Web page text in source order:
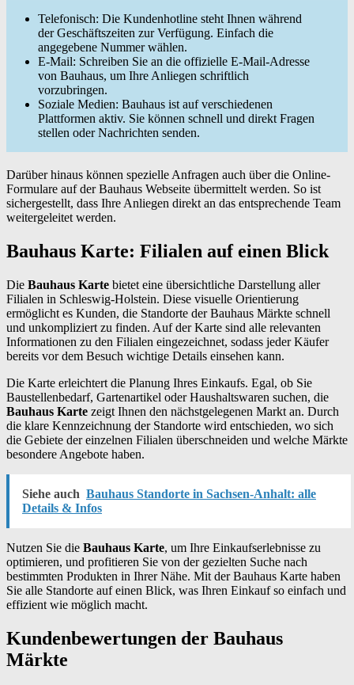
Telefonisch: Die Kundenhotline steht Ihnen während
der Geschäftszeiten zur Verfügung. Einfach die
angegebene Nummer wählen.
E-Mail: Schreiben Sie an die offizielle E-Mail-Adresse
von Bauhaus, um Ihre Anliegen schriftlich
vorzubringen.
Soziale Medien: Bauhaus ist auf verschiedenen
Plattformen aktiv. Sie können schnell und direkt Fragen
stellen oder Nachrichten senden.
Darüber hinaus können spezielle Anfragen auch über die Online-
Formulare auf der Bauhaus Webseite übermittelt werden. So ist
sichergestellt, dass Ihre Anliegen direkt an das entsprechende Team
weitergeleitet werden.
Bauhaus Karte: Filialen auf einen Blick
Die Bauhaus Karte bietet eine übersichtliche Darstellung aller
Filialen in Schleswig-Holstein. Diese visuelle Orientierung
ermöglicht es Kunden, die Standorte der Bauhaus Märkte schnell
und unkompliziert zu finden. Auf der Karte sind alle relevanten
Informationen zu den Filialen eingezeichnet, sodass jeder Käufer
bereits vor dem Besuch wichtige Details einsehen kann.
Die Karte erleichtert die Planung Ihres Einkaufs. Egal, ob Sie
Baustellenbedarf, Gartenartikel oder Haushaltswaren suchen, die
Bauhaus Karte zeigt Ihnen den nächstgelegenen Markt an. Durch
die klare Kennzeichnung der Standorte wird entschieden, wo sich
die Gebiete der einzelnen Filialen überschneiden und welche Märkte
besondere Angebote haben.
Siehe auch Bauhaus Standorte in Sachsen-Anhalt: alle
Details & Infos
Nutzen Sie die Bauhaus Karte, um Ihre Einkaufserlebnisse zu
optimieren, und profitieren Sie von der gezielten Suche nach
bestimmten Produkten in Ihrer Nähe. Mit der Bauhaus Karte haben
Sie alle Standorte auf einen Blick, was Ihren Einkauf so einfach und
effizient wie möglich macht.
Kundenbewertungen der Bauhaus
Märkte